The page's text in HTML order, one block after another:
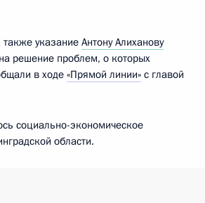
указание Антону Алиханову
решение проблем, о которых
в ходе «Прямой линии» с главой
социально-экономическое
области.